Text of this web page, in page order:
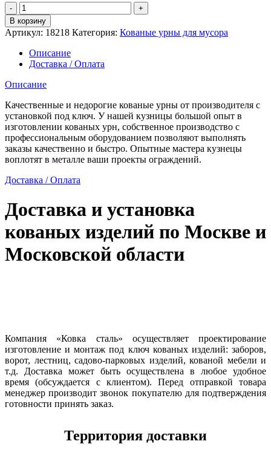
Количество
товара
Кованые
урны
с
завитками
В корзину
Артикул: 18218 Категория: Кованые урны для мусора
Описание
Доставка / Оплата
Описание
Качественные и недорогие кованые урны от производителя с
установкой под ключ. У нашей кузницы большой опыт в
изготовлении кованых урн, собственное производство с
профессиональным оборудованием позволяют выполнять
заказы качественно и быстро. Опытные мастера кузнецы
воплотят в металле ваши проекты ограждений.
Доставка / Оплата
Доставка и установка
кованых изделий по Москве и
Московской области
Компания «Ковка сталь» осуществляет проектирование
изготовление и монтаж под ключ кованых изделий: заборов,
ворот, лестниц, садово-парковых изделий, кованой мебели и
т.д. Доставка может быть осуществлена в любое удобное
время (обсуждается с клиентом). Перед отправкой товара
менеджер производит звонок покупателю для подтверждения
готовности принять заказ.
Территория доставки